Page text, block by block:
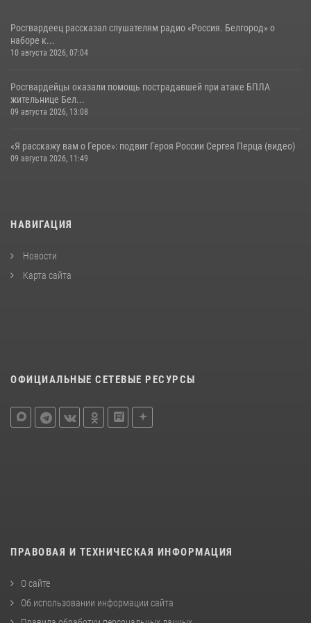
Росгвардеец рассказал слушателям радио «Россия. Белгород» о
наборе к...
10 августа 2026, 07:04
Росгвардейцы оказали помощь пострадавшей при атаке БПЛА
жительнице Бел...
09 августа 2026, 13:08
«Я расскажу вам о Герое»: подвиг Героя России Сергея Перца (видео)
09 августа 2026, 11:49
НАВИГАЦИЯ
Новости
Карта сайта
ОФИЦИАЛЬНЫЕ СЕТЕВЫЕ РЕСУРСЫ
ПРАВОВАЯ И ТЕХНИЧЕСКАЯ ИНФОРМАЦИЯ
О сайте
Об использовании информации сайта